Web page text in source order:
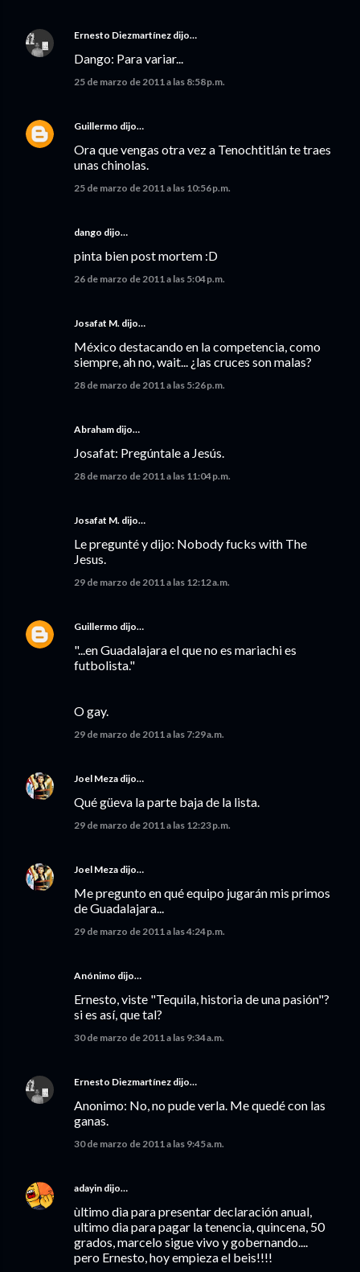
Ernesto Diezmartínez dijo…
Dango: Para variar...
25 de marzo de 2011 a las 8:58 p.m.
Guillermo dijo…
Ora que vengas otra vez a Tenochtitlán te traes
unas chinolas.
25 de marzo de 2011 a las 10:56 p.m.
dango dijo…
pinta bien post mortem :D
26 de marzo de 2011 a las 5:04 p.m.
Josafat M. dijo…
México destacando en la competencia, como
siempre, ah no, wait... ¿las cruces son malas?
28 de marzo de 2011 a las 5:26 p.m.
Abraham dijo…
Josafat: Pregúntale a Jesús.
28 de marzo de 2011 a las 11:04 p.m.
Josafat M. dijo…
Le pregunté y dijo: Nobody fucks with The
Jesus.
29 de marzo de 2011 a las 12:12 a.m.
Guillermo dijo…
"...en Guadalajara el que no es mariachi es
futbolista."
O gay.
29 de marzo de 2011 a las 7:29 a.m.
Joel Meza dijo…
Qué güeva la parte baja de la lista.
29 de marzo de 2011 a las 12:23 p.m.
Joel Meza dijo…
Me pregunto en qué equipo jugarán mis primos
de Guadalajara...
29 de marzo de 2011 a las 4:24 p.m.
Anónimo dijo…
Ernesto, viste "Tequila, historia de una pasión"?
si es así, que tal?
30 de marzo de 2011 a las 9:34 a.m.
Ernesto Diezmartínez dijo…
Anonimo: No, no pude verla. Me quedé con las
ganas.
30 de marzo de 2011 a las 9:45 a.m.
adayin dijo…
ùltimo dìa para presentar declaración anual,
ultimo dia para pagar la tenencia, quincena, 50
grados, marcelo sigue vivo y gobernando....
pero Ernesto, hoy empieza el beis!!!!